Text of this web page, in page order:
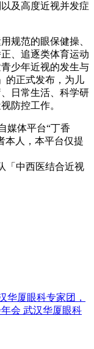
及高度近视并发症
规范的眼保健操、
、追逐类体育运动
少年近视的发生与
的正式发布，为儿
日常生活、科学研
防控工作。
媒体平台“丁香
本人，本平台仅提
「中西医结合近视
华厦眼科专家团，
会 武汉华厦眼科